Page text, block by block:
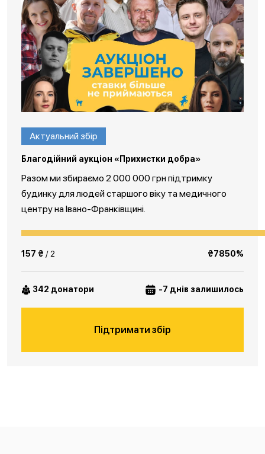
Актуальний збір
Благодійний аукціон «Прихистки добра»
Разом ми збираємо 2 000 000 грн підтримку
будинку для людей старшого віку та медичного
центру на Івано-Франківщині.
157 ₴ / 2 ₴7850%
342 донатори -7 днів залишилось
Підтримати збір